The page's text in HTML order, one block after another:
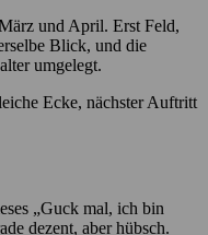
und April. Erst Feld,
Blick, und die
umgelegt.
Ecke, nächster Auftritt
„Guck mal, ich bin
dezent, aber hübsch.